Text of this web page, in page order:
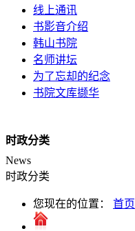
线上通讯
书影音介绍
韩山书院
名师讲坛
为了忘却的纪念
书院文库撷华
时政分类
News
时政分类
您现在的位置： 首页